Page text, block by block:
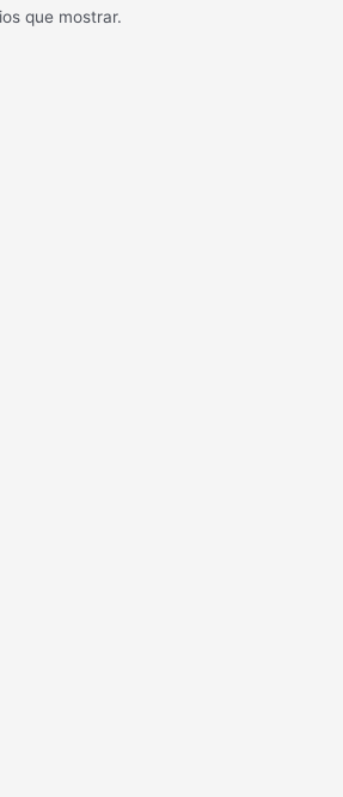
que mostrar.